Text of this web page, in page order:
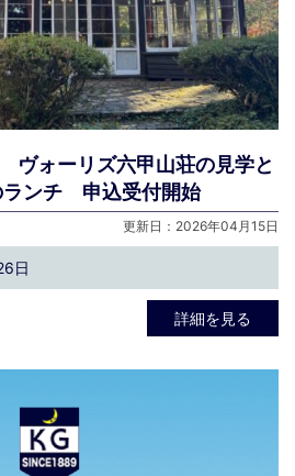
ヴォーリズ六甲山荘の見学と
ンチ 申込受付開始
更新日：2026年04月15日
日
詳細を見る